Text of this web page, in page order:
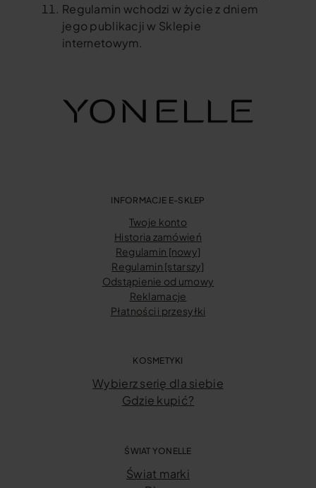
Regulamin wchodzi w życie z dniem
jego publikacji w Sklepie
internetowym.
INFORMACJE E-SKLEP
Twoje konto
Historia zamówień
Regulamin [nowy]
Regulamin [starszy]
Odstąpienie od umowy
Reklamacje
Płatności i przesyłki
KOSMETYKI
Wybierz serię dla siebie
Gdzie kupić?
ŚWIAT YONELLE
Świat marki